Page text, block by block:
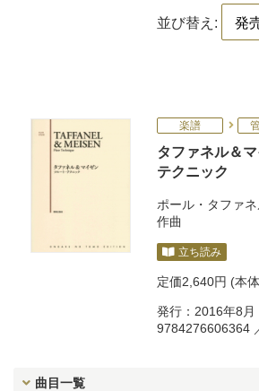
並び替え:
楽譜
タファネル＆
テクニック
ポール・タファ
作曲
立ち読み
定価2,640円 (本
発行：2016年8月
9784276606364
曲目一覧